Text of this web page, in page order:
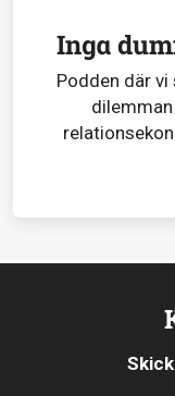
Inga
Podden där